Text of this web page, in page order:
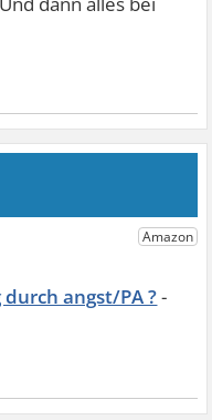
angst/PA ?